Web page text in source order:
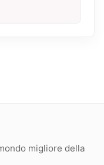
migliore della